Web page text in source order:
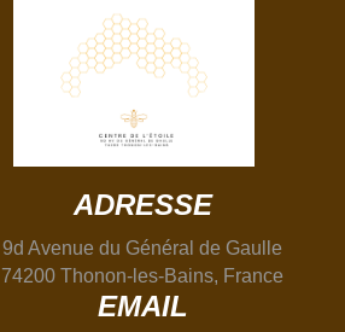
ADRESSE
9d Avenue du Général de Gaulle
74200 Thonon-les-Bains, France
EMAIL